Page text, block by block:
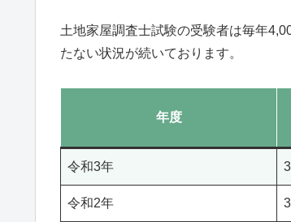
土地家屋調査士試験の受験者は毎年
たない状況が続いております。
年度
令和3年
令和2年